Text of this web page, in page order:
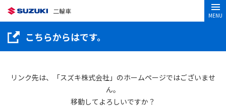
二輪車
MENU
こちらからはです。
リンク先は、「スズキ株式会社」のホームページではございませ
ん。
移動してよろしいですか？